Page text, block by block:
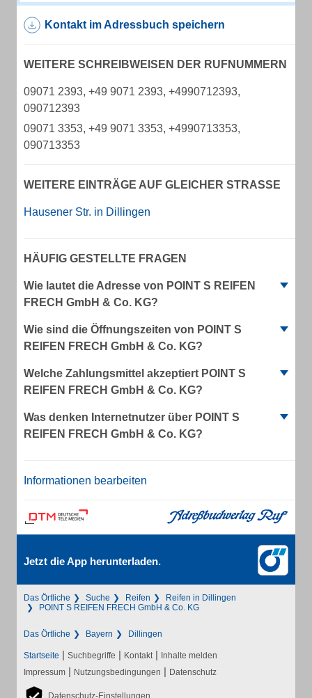
Kontakt im Adressbuch speichern
WEITERE SCHREIBWEISEN DER RUFNUMMERN
09071 2393, +49 9071 2393, +4990712393,
090712393
09071 3353, +49 9071 3353, +4990713353,
090713353
WEITERE EINTRÄGE AUF GLEICHER STRASSE
Hausener Str. in Dillingen
HÄUFIG GESTELLTE FRAGEN
Wie lautet die Adresse von POINT S REIFEN
FRECH GmbH & Co. KG?
Wie sind die Öffnungszeiten von POINT S
REIFEN FRECH GmbH & Co. KG?
Welche Zahlungsmittel akzeptiert POINT S
REIFEN FRECH GmbH & Co. KG?
Was denken Internetnutzer über POINT S
REIFEN FRECH GmbH & Co. KG?
Informationen bearbeiten
Jetzt die App herunterladen.
Das Örtliche Suche Reifen
Reifen in Dillingen
POINT S REIFEN FRECH GmbH & Co. KG
Das Örtliche Bayern Dillingen
Startseite | Suchbegriffe | Kontakt | Inhalte melden
Impressum | Nutzungsbedingungen | Datenschutz
Datenschutz-Einstellungen